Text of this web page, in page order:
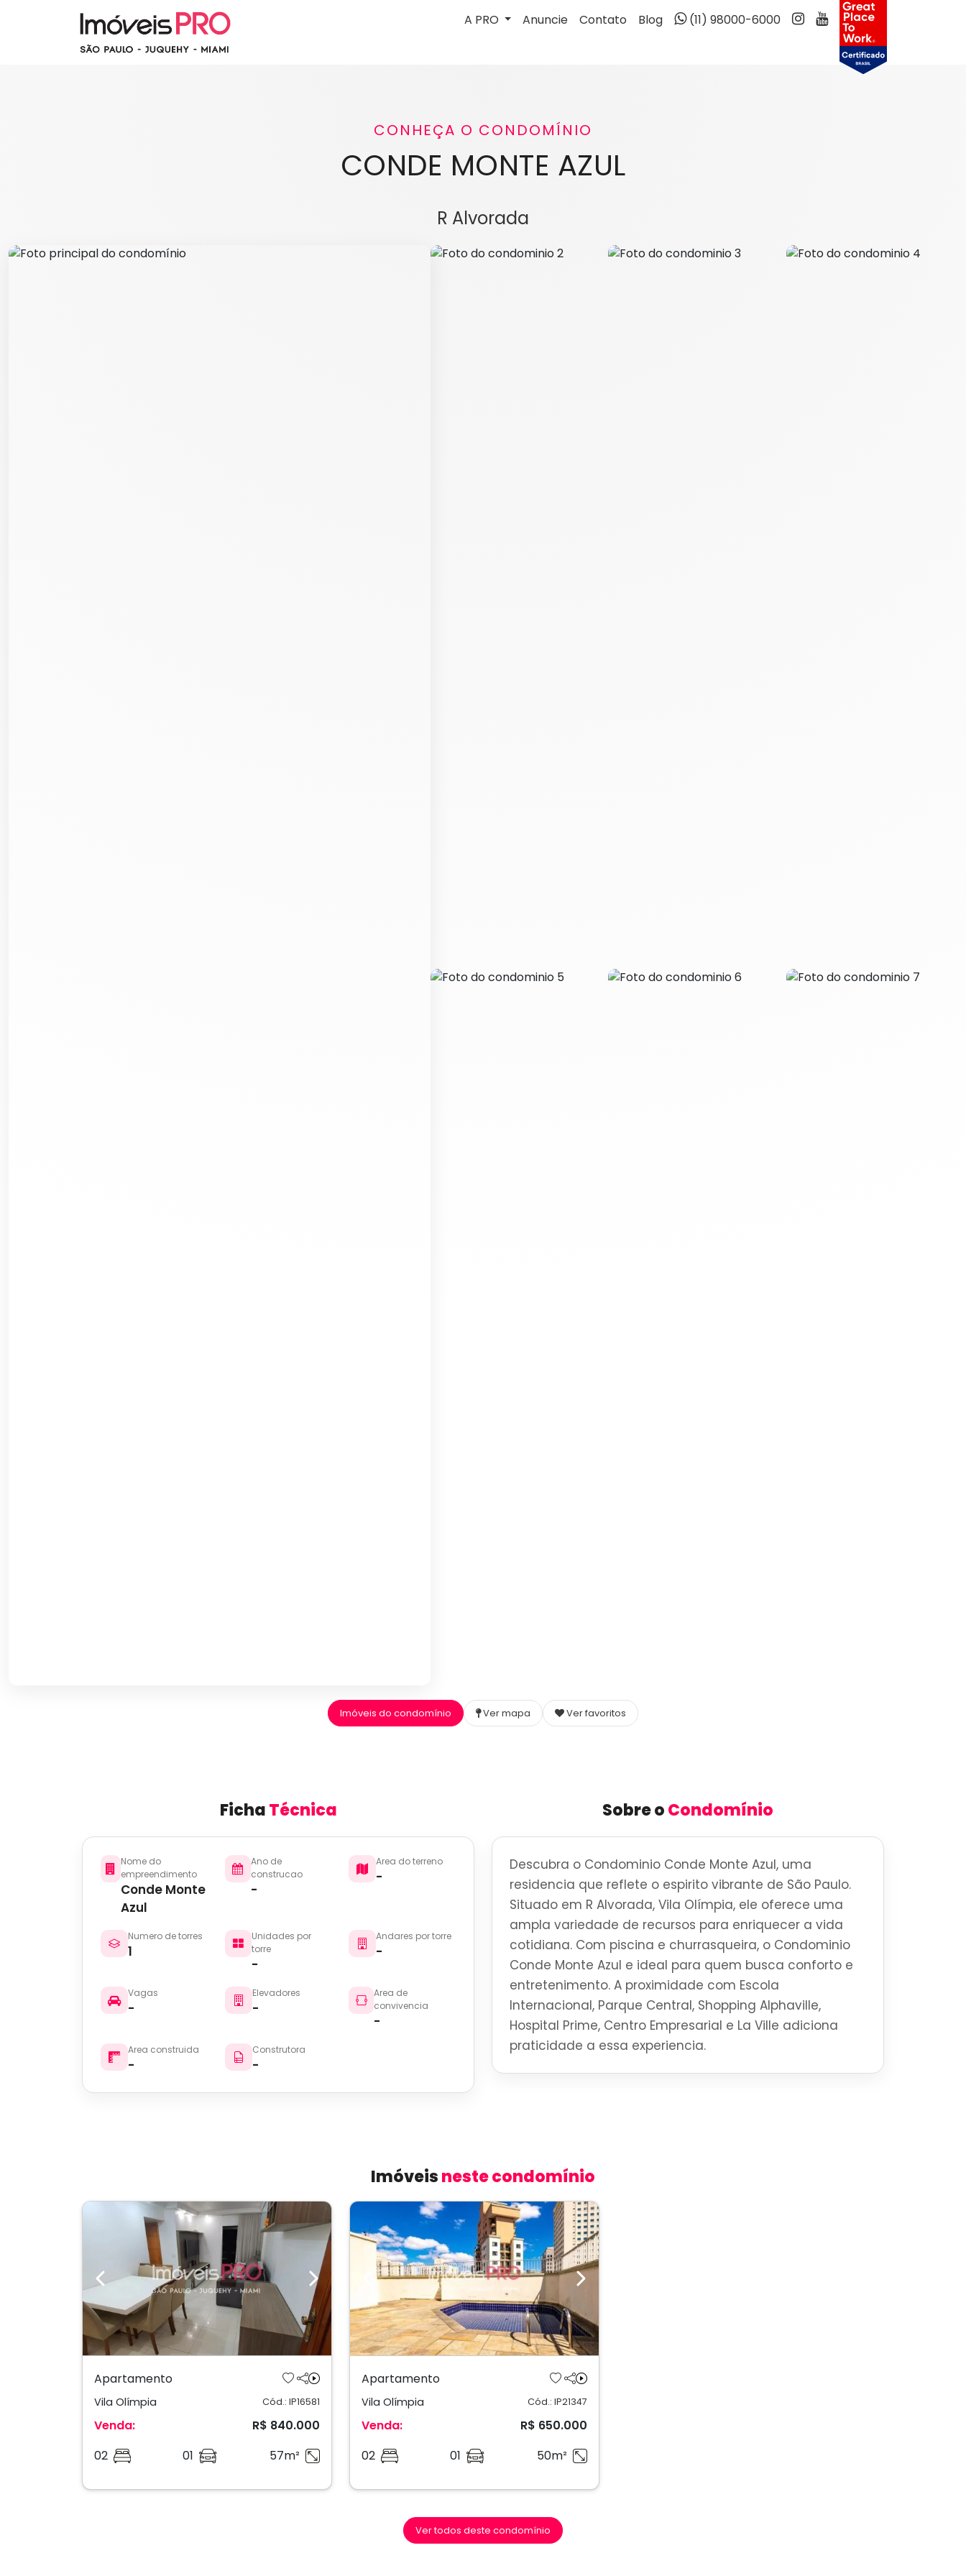
A PRO Anuncie Contato Blog (11) 98000-6000
CONHEÇA O CONDOMÍNIO
CONDE MONTE AZUL
R Alvorada
Imóveis do condomínio Ver mapa Ver favoritos
FichaTécnica
Nome do
empreendimento
Conde Monte
Azul
Ano de
construcao
-
Area do terreno
-
Numero de torres
1
Unidades por
torre
-
Andares por torre
-
Vagas
-
Elevadores
-
Area de
convivencia
-
Area construida
-
Construtora
-
Sobre oCondomínio
Descubra o Condominio Conde Monte Azul, uma
residencia que reflete o espirito vibrante de São Paulo.
Situado em R Alvorada, Vila Olímpia, ele oferece uma
ampla variedade de recursos para enriquecer a vida
cotidiana. Com piscina e churrasqueira, o Condominio
Conde Monte Azul e ideal para quem busca conforto e
entretenimento. A proximidade com Escola
Internacional, Parque Central, Shopping Alphaville,
Hospital Prime, Centro Empresarial e La Ville adiciona
praticidade a essa experiencia.
Imóveisneste condomínio
Previous Next
Apartamento
Vila Olímpia Cód.: IP16581
Venda:
R$ 840.000
02
01 57m²
Previous Next
Apartamento
Vila Olímpia Cód.: IP21347
Venda:
R$ 650.000
02
01 50m²
Ver todos deste condomínio